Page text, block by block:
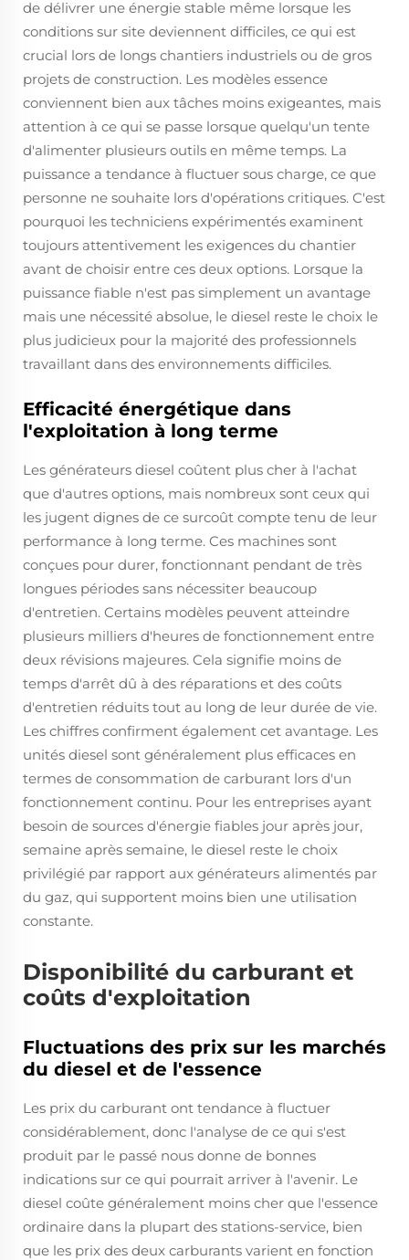
de délivrer une énergie stable même lorsque les
conditions sur site deviennent difficiles, ce qui est
crucial lors de longs chantiers industriels ou de gros
projets de construction. Les modèles essence
conviennent bien aux tâches moins exigeantes, mais
attention à ce qui se passe lorsque quelqu'un tente
d'alimenter plusieurs outils en même temps. La
puissance a tendance à fluctuer sous charge, ce que
personne ne souhaite lors d'opérations critiques. C'est
pourquoi les techniciens expérimentés examinent
toujours attentivement les exigences du chantier
avant de choisir entre ces deux options. Lorsque la
puissance fiable n'est pas simplement un avantage
mais une nécessité absolue, le diesel reste le choix le
plus judicieux pour la majorité des professionnels
travaillant dans des environnements difficiles.
Efficacité énergétique dans
l'exploitation à long terme
Les générateurs diesel coûtent plus cher à l'achat
que d'autres options, mais nombreux sont ceux qui
les jugent dignes de ce surcoût compte tenu de leur
performance à long terme. Ces machines sont
conçues pour durer, fonctionnant pendant de très
longues périodes sans nécessiter beaucoup
d'entretien. Certains modèles peuvent atteindre
plusieurs milliers d'heures de fonctionnement entre
deux révisions majeures. Cela signifie moins de
temps d'arrêt dû à des réparations et des coûts
d'entretien réduits tout au long de leur durée de vie.
Les chiffres confirment également cet avantage. Les
unités diesel sont généralement plus efficaces en
termes de consommation de carburant lors d'un
fonctionnement continu. Pour les entreprises ayant
besoin de sources d'énergie fiables jour après jour,
semaine après semaine, le diesel reste le choix
privilégié par rapport aux générateurs alimentés par
du gaz, qui supportent moins bien une utilisation
constante.
Disponibilité du carburant et
coûts d'exploitation
Fluctuations des prix sur les marchés
du diesel et de l'essence
Les prix du carburant ont tendance à fluctuer
considérablement, donc l'analyse de ce qui s'est
produit par le passé nous donne de bonnes
indications sur ce qui pourrait arriver à l'avenir. Le
diesel coûte généralement moins cher que l'essence
ordinaire dans la plupart des stations-service, bien
que les prix des deux carburants varient en fonction